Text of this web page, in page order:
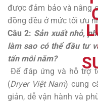
được đảm bảo và nâng
đồng đều ở mức tối ưu
Câu 2: Sản xuất nhỏ,
làm sao có thể đầu tư
tấn mỗi năm?
Để đáp ứng và hỗ trợ
(Dryer Việt Nam) cung
giản, dễ vận hành và